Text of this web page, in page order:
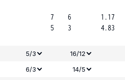
7
5
6
3
1.17
4.83
5/3 16/12
6/3
14/5